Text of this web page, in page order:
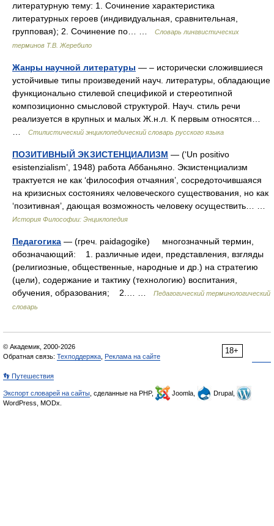
литературную тему: 1. Сочинение характеристика
литературных героев (индивидуальная, сравнительная,
групповая); 2. Сочинение по… …
Словарь лингвистических
терминов Т.В. Жеребило
Жанры научной литературы — – исторически сложившиеся
устойчивые типы произведений науч. литературы, обладающие
функционально стилевой спецификой и стереотипной
композиционно смысловой структурой. Науч. стиль речи
реализуется в крупных и малых Ж.н.л. К первым относятся…
Стилистический энциклопедический словарь русского языка
ПОЗИТИВНЫЙ ЭКЗИСТЕНЦИАЛИЗМ — (‘Un positivo
esistenzialism’, 1948) работа Аббаньяно. Экзистенциализм
трактуется не как ‘философия отчаяния’, сосредоточившаяся
на кризисных состояниях человеческого существования, но как
‘позитивная’, дающая возможность человеку осуществить… …
История Философии: Энциклопедия
Педагогика — (греч. paidagogike) многозначный термин,
обозначающий: 1. различные идеи, представления, взгляды
(религиозные, общественные, народные и др.) на стратегию
(цели), содержание и тактику (технологию) воспитания,
обучения, образования; 2.… …
Педагогический терминологический
словарь
18+
© Академик, 2000-2026
Обратная связь: Техподдержка Реклама на сайте
👣 Путешествия
Экспорт словарей на сайты , сделанные на PHP, Joomla,
Drupal,
WordPress, MODx.